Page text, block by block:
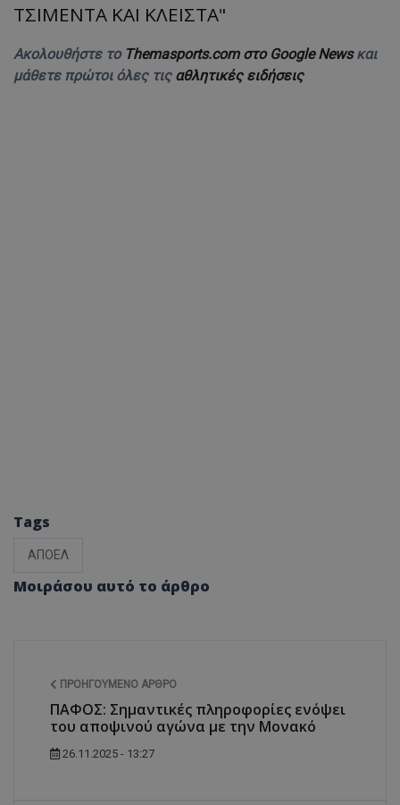
ΤΣΙΜΕΝΤΑ ΚΑΙ ΚΛΕΙΣΤΑ"
Ακολουθήστε το Themasports.com στο Google Newsκαι
μάθετε πρώτοι όλες τις αθλητικές ειδήσεις
Tags
ΑΠΟΕΛ
Μοιράσου αυτό το άρθρο
ΠΡΟΗΓΟΎΜΕΝΟ ΆΡΘΡΟ
ΠΑΦΟΣ: Σημαντικές πληροφορίες ενόψει
του αποψινού αγώνα με την Μονακό
26.11.2025 - 13:27